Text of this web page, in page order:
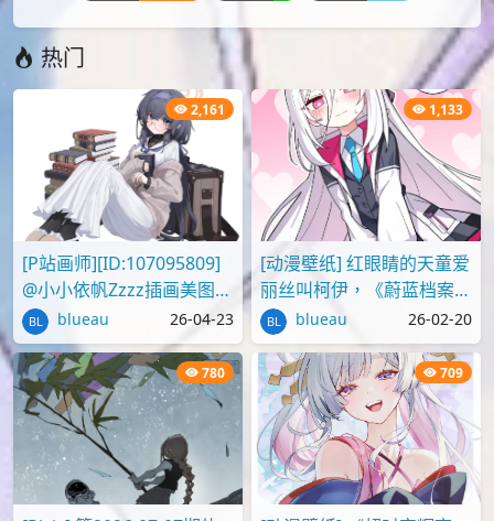
热门
2,161
[P站画师][ID:107095809]
@小小依帆Zzzz插画美图作
品推荐blueau 26-04-23
1,133
[动漫壁纸] 红眼睛的天童爱
丽丝叫柯伊，《蔚蓝档案》
壁纸图片分享
blueau 26-02-20
780 709